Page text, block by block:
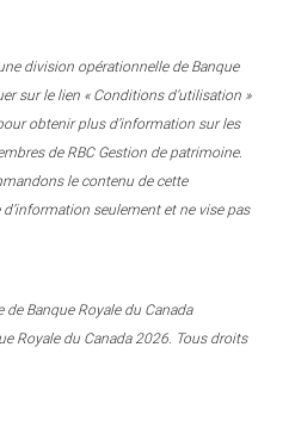
division opérationnelle de Banque
sur le lien « Conditions d’utilisation »
obtenir plus d’information sur les
de RBC Gestion de patrimoine.
le contenu de cette
seulement et ne vise pas
Banque Royale du Canada
Royale du Canada 2026. Tous droits